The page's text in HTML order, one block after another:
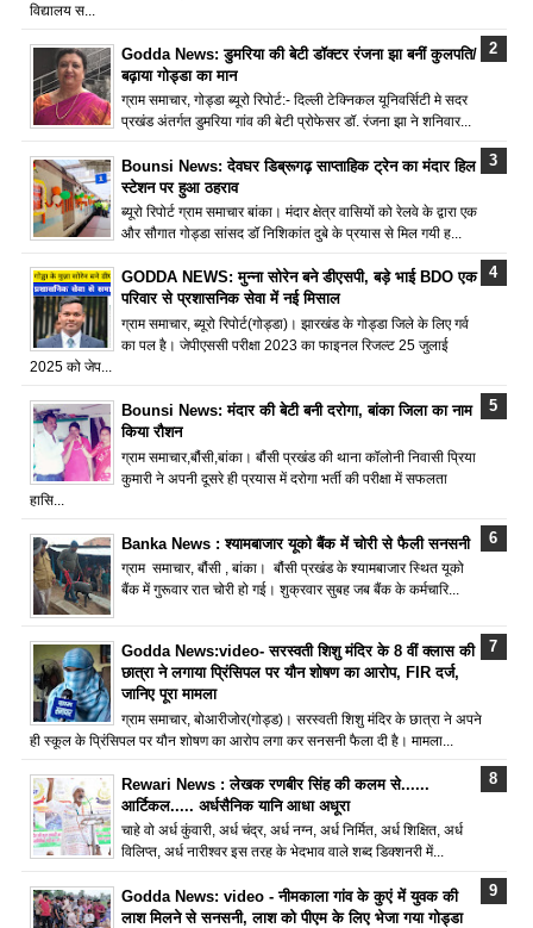
विद्यालय स...
Godda News: डुमरिया की बेटी डॉक्टर रंजना झा बनीं कुलपति/
बढ़ाया गोड्डा का मान
ग्राम समाचार, गोड्डा ब्यूरो रिपोर्ट:- दिल्ली टेक्निकल यूनिवर्सिटी मे सदर
प्रखंड अंतर्गत डुमरिया गांव की बेटी प्रोफेसर डॉ. रंजना झा ने शनिवार...
Bounsi News: देवघर डिब्रूगढ़ साप्ताहिक ट्रेन का मंदार हिल
स्टेशन पर हुआ ठहराव
ब्यूरो रिपोर्ट ग्राम समाचार बांका। मंदार क्षेत्र वासियों को रेलवे के द्वारा एक
और सौगात गोड्डा सांसद डॉ निशिकांत दुबे के प्रयास से मिल गयी ह...
GODDA NEWS: मुन्ना सोरेन बने डीएसपी, बड़े भाई BDO एक
परिवार से प्रशासनिक सेवा में नई मिसाल
ग्राम समाचार, ब्यूरो रिपोर्ट(गोड्डा)। झारखंड के गोड्डा जिले के लिए गर्व
का पल है। जेपीएससी परीक्षा 2023 का फाइनल रिजल्ट 25 जुलाई
2025 को जेप...
Bounsi News: मंदार की बेटी बनी दरोगा, बांका जिला का नाम
किया रौशन
ग्राम समाचार,बौंसी,बांका। बौंसी प्रखंड की थाना कॉलोनी निवासी प्रिया
कुमारी ने अपनी दूसरे ही प्रयास में दरोगा भर्ती की परीक्षा में सफलता
हासि...
Banka News : श्यामबाजार यूको बैंक में चोरी से फैली सनसनी
ग्राम समाचार, बौंसी , बांका। बौंसी प्रखंड के श्यामबाजार स्थित यूको
बैंक में गुरूवार रात चोरी हो गई। शुक्रवार सुबह जब बैंक के कर्मचारि...
Godda News:video- सरस्वती शिशु मंदिर के 8 वीं क्लास की
छात्रा ने लगाया प्रिंसिपल पर यौन शोषण का आरोप, FIR दर्ज,
जानिए पूरा मामला
ग्राम समाचार, बोआरीजोर(गोड्ड)। सरस्वती शिशु मंदिर के छात्रा ने अपने
ही स्कूल के प्रिंसिपल पर यौन शोषण का आरोप लगा कर सनसनी फैला दी है। मामला...
Rewari News : लेखक रणबीर सिंह की कलम से......
आर्टिकल..... अर्धसैनिक यानि आधा अधूरा
चाहे वो अर्ध कुंवारी, अर्ध चंद्र, अर्ध नग्न, अर्ध निर्मित, अर्ध शिक्षित, अर्ध
विलिप्त, अर्ध नारीश्वर इस तरह के भेदभाव वाले शब्द डिक्शनरी में...
Godda News: video - नीमकाला गांव के कुएं में युवक की
लाश मिलने से सनसनी, लाश को पीएम के लिए भेजा गया गोड्डा